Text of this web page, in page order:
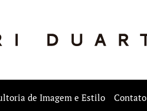
de Imagem e Estilo Contato